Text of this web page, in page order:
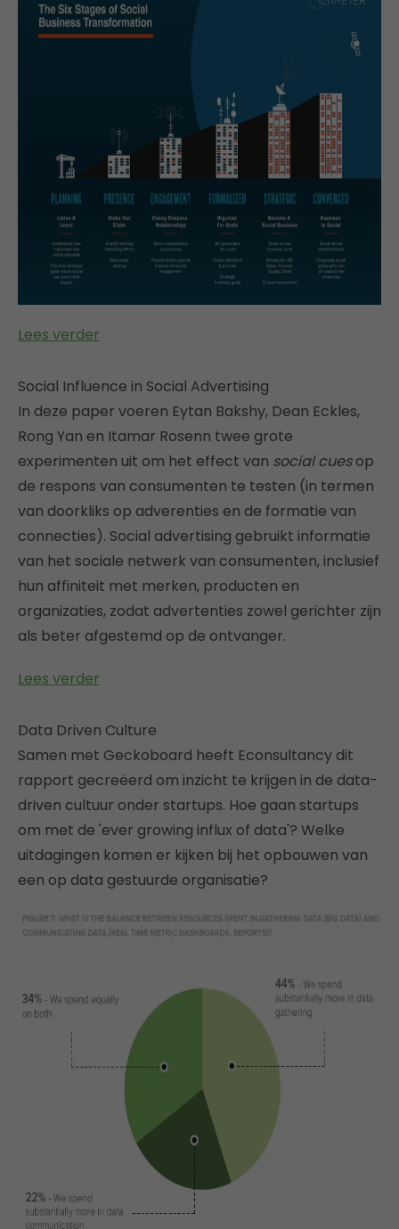
Lees verder
Social Influence in Social Advertising
In deze paper voeren Eytan Bakshy, Dean Eckles,
Rong Yan en Itamar Rosenn twee grote
experimenten uit om het effect van social cuesop
de respons van consumenten te testen (in termen
van doorkliks op adverenties en de formatie van
connecties). Social advertising gebruikt informatie
van het sociale netwerk van consumenten, inclusief
hun affiniteit met merken, producten en
organizaties, zodat advertenties zowel gerichter zijn
als beter afgestemd op de ontvanger.
Lees verder
Data Driven Culture
Samen met Geckoboard heeft Econsultancy dit
rapport gecreëerd om inzicht te krijgen in de data-
driven cultuur onder startups. Hoe gaan startups
om met de 'ever growing influx of data'? Welke
uitdagingen komen er kijken bij het opbouwen van
een op data gestuurde organisatie?